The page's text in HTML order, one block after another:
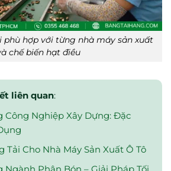
phù hợp với từng nhà máy sản xuất
chế biến hạt điều
liên quan:
Công Nghiệp Xây Dựng: Đặc
Tải Cho Nhà Máy Sản Xuất Ô Tô